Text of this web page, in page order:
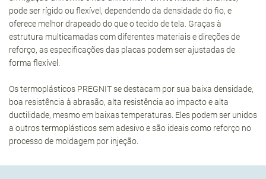
pode ser rígido ou flexível, dependendo da densidade do fio, e
oferece melhor drapeado do que o tecido de tela. Graças à
estrutura multicamadas com diferentes materiais e direções de
reforço, as especificações das placas podem ser ajustadas de
forma flexível.
Os termoplásticos PREGNIT se destacam por sua baixa densidade,
boa resistência à abrasão, alta resistência ao impacto e alta
ductilidade, mesmo em baixas temperaturas. Eles podem ser unidos
a outros termoplásticos sem adesivo e são ideais como reforço no
processo de moldagem por injeção.